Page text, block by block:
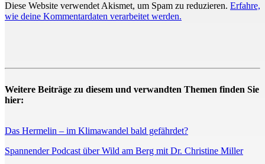
Diese Website verwendet Akismet, um Spam zu reduzieren. Erfahre,
wie deine Kommentardaten verarbeitet werden.
Weitere Beiträge zu diesem und verwandten Themen finden Sie
hier:
Das Hermelin – im Klimawandel bald gefährdet?
Spannender Podcast über Wild am Berg mit Dr. Christine Miller